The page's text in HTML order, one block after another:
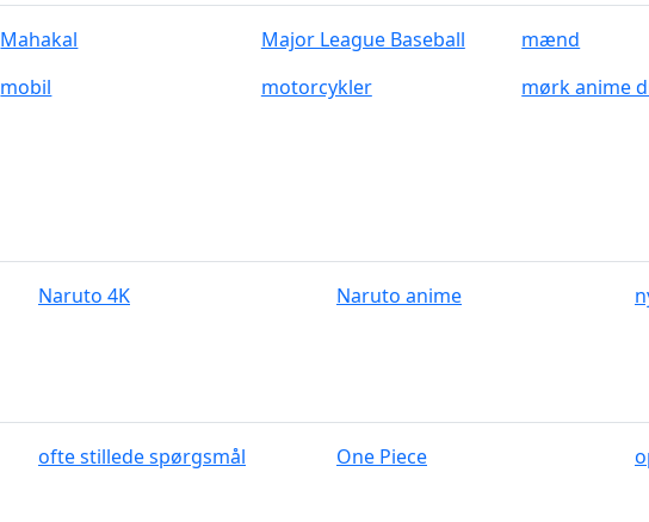
Mahakal Major League Baseball mænd
mobil motorcykler mørk anime
Naruto 4K Naruto anime
ofte stillede spørgsmål One Piece